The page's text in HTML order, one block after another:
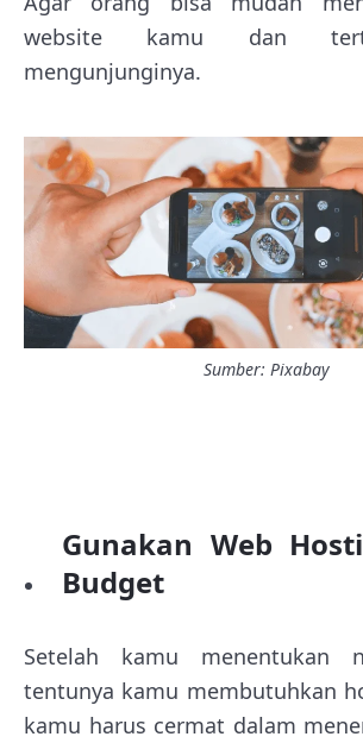
website kamu dan
mengunjunginya.
Sumber: Pixabay
Gunakan Web
Budget
Setelah kamu menentukan
tentunya kamu membutuhkan
kamu harus cermat dalam